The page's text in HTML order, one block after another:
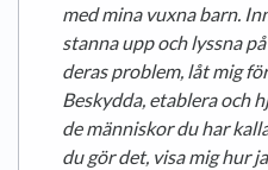
med mina vuxna barn.
stanna upp och lyssna
deras problem, låt mig
Beskydda, etablera och
de människor du har
du gör det, visa mig hur